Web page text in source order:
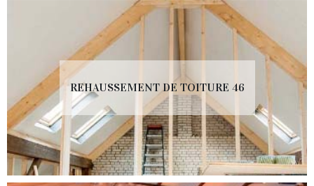
REHAUSSEMENT DE TOITURE 46